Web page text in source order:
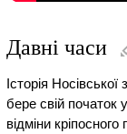
Давні часи
Історія
бере свій початок
відміни